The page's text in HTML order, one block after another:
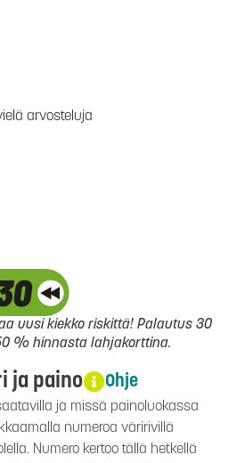
arvosteluja
uusi kiekko riskittä! Palautus 30
% hinnasta lahjakorttina.
ja paino Ohje
ja missä painoluokassa
numeroa väririvillä
Numero kertoo tällä hetkellä